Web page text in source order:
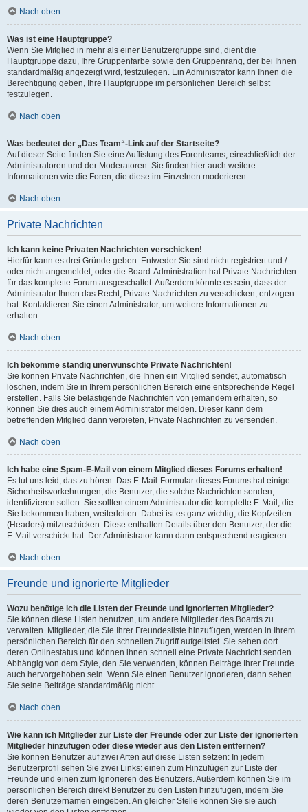
Nach oben
Was ist eine Hauptgruppe?
Wenn Sie Mitglied in mehr als einer Benutzergruppe sind, dient die
Hauptgruppe dazu, Ihre Gruppenfarbe sowie den Gruppenrang, der bei Ihnen
standardmäßig angezeigt wird, festzulegen. Ein Administrator kann Ihnen die
Berechtigung geben, Ihre Hauptgruppe im persönlichen Bereich selbst
festzulegen.
Nach oben
Was bedeutet der „Das Team“-Link auf der Startseite?
Auf dieser Seite finden Sie eine Auflistung des Forenteams, einschließlich der
Administratoren und der Moderatoren. Sie finden hier auch weitere
Informationen wie die Foren, die diese im Einzelnen moderieren.
Nach oben
Private Nachrichten
Ich kann keine Privaten Nachrichten verschicken!
Hierfür kann es drei Gründe geben: Entweder Sie sind nicht registriert und /
oder nicht angemeldet, oder die Board-Administration hat Private Nachrichten
für das komplette Forum ausgeschaltet. Außerdem könnte es sein, dass der
Administrator Ihnen das Recht, Private Nachrichten zu verschicken, entzogen
hat. Kontaktieren Sie einen Administrator, um weitere Informationen zu
erhalten.
Nach oben
Ich bekomme ständig unerwünschte Private Nachrichten!
Sie können Private Nachrichten, die Ihnen ein Mitglied sendet, automatisch
löschen, indem Sie in Ihrem persönlichen Bereich eine entsprechende Regel
erstellen. Falls Sie belästigende Nachrichten von jemandem erhalten, so
können Sie dies auch einem Administrator melden. Dieser kann dem
betreffenden Mitglied dann verbieten, Private Nachrichten zu versenden.
Nach oben
Ich habe eine Spam-E-Mail von einem Mitglied dieses Forums erhalten!
Es tut uns leid, das zu hören. Das E-Mail-Formular dieses Forums hat einige
Sicherheitsvorkehrungen, die Benutzer, die solche Nachrichten senden,
identifizieren sollen. Sie sollten einem Administrator die komplette E-Mail, die
Sie bekommen haben, weiterleiten. Dabei ist es ganz wichtig, die Kopfzeilen
(Headers) mitzuschicken. Diese enthalten Details über den Benutzer, der die
E-Mail verschickt hat. Der Administrator kann dann entsprechend reagieren.
Nach oben
Freunde und ignorierte Mitglieder
Wozu benötige ich die Listen der Freunde und ignorierten Mitglieder?
Sie können diese Listen benutzen, um andere Mitglieder des Boards zu
verwalten. Mitglieder, die Sie Ihrer Freundesliste hinzufügen, werden in Ihrem
persönlichen Bereich für den schnellen Zugriff aufgelistet. Sie sehen dort
deren Onlinestatus und können ihnen schnell eine Private Nachricht senden.
Abhängig von dem Style, den Sie verwenden, können Beiträge Ihrer Freunde
auch hervorgehoben sein. Wenn Sie einen Benutzer ignorieren, dann sehen
Sie seine Beiträge standardmäßig nicht.
Nach oben
Wie kann ich Mitglieder zur Liste der Freunde oder zur Liste der ignorierten
Mitglieder hinzufügen oder diese wieder aus den Listen entfernen?
Sie können Benutzer auf zwei Arten auf diese Listen setzen: In jedem
Benutzerprofil sehen Sie zwei Links: einen zum Hinzufügen zur Liste der
Freunde und einen zum Ignorieren des Benutzers. Außerdem können Sie im
persönlichen Bereich direkt Benutzer zu den Listen hinzufügen, indem Sie
deren Benutzernamen eingeben. An gleicher Stelle können Sie sie auch